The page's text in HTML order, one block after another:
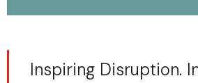
Inspiring Disruption.